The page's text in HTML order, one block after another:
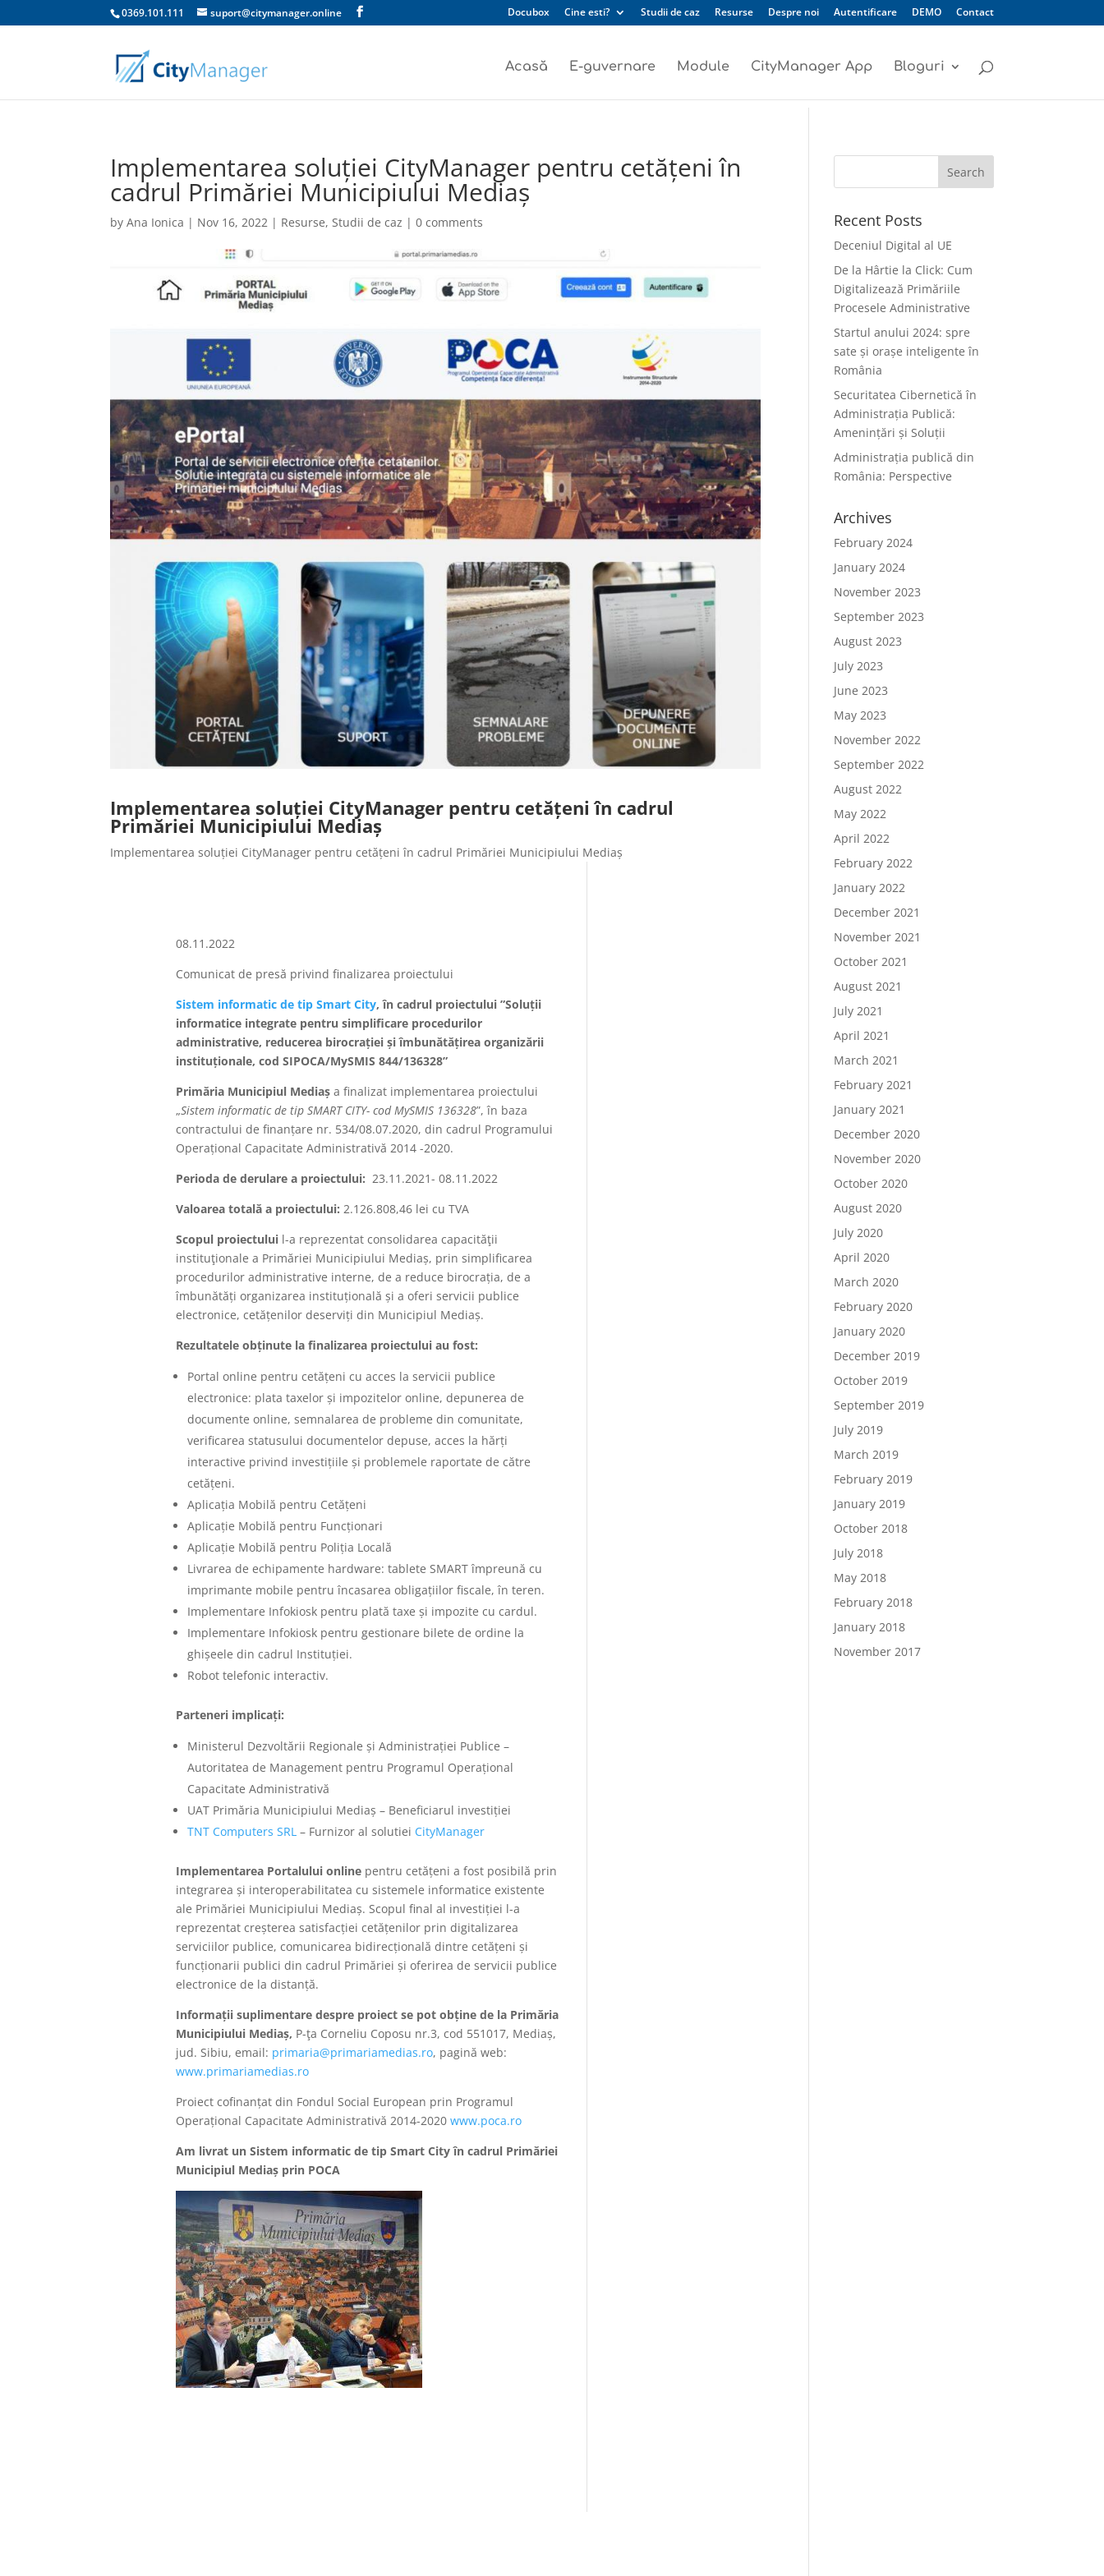
0369.101.111 suport@citymanager.online Docubox Cine esti? Studii de caz Resurse Despre noi Autentificare DEMO Contact
Acasă E-guvernare Module CityManager App Bloguri
Implementarea soluției CityManager pentru cetățeni în
cadrul Primăriei Municipiului Mediaș
byAna Ionica | Nov 16, 2022 | Resurse,Studii de caz |0 comments
Implementarea soluției CityManager pentru cetățeni în cadrul
Primăriei Municipiului Mediaș
Implementarea soluției CityManager pentru cetățeni în cadrul Primăriei Municipiului Mediaș
08.11.2022
Comunicat de presă privind finalizarea proiectului
Sistem informatic de tip Smart City, în cadrul proiectului ”Soluții
informatice integrate pentru simplificare procedurilor
administrative, reducerea birocrației și îmbunătățirea organizării
instituționale, cod SIPOCA/MySMIS 844/136328”
Primăria Municipiul Mediașa finalizat implementarea proiectului
„Sistem informatic de tip SMART CITY- cod MySMIS 136328”, în baza
contractului de finanțare nr. 534/08.07.2020, din cadrul Programului
Operațional Capacitate Administrativă 2014 -2020.
Perioda de derulare a proiectului: 23.11.2021- 08.11.2022
Valoarea totală a proiectului: 2.126.808,46 lei cu TVA
Scopul proiectuluil-a reprezentat consolidarea capacităţii
instituţionale a Primăriei Municipiului Mediaș, prin simplificarea
procedurilor administrative interne, de a reduce birocrația, de a
îmbunătăți organizarea instituțională și a oferi servicii publice
electronice, cetățenilor deserviți din Municipiul Mediaș.
Rezultatele obținute la finalizarea proiectului au fost:
Portal online pentru cetățeni cu acces la servicii publice
electronice: plata taxelor și impozitelor online, depunerea de
documente online, semnalarea de probleme din comunitate,
verificarea statusului documentelor depuse, acces la hărți
interactive privind investițiile și problemele raportate de către
cetățeni.
Aplicația Mobilă pentru Cetățeni
Aplicație Mobilă pentru Funcționari
Aplicație Mobilă pentru Poliția Locală
Livrarea de echipamente hardware: tablete SMART împreună cu
imprimante mobile pentru încasarea obligațiilor fiscale, în teren.
Implementare Infokiosk pentru plată taxe și impozite cu cardul.
Implementare Infokiosk pentru gestionare bilete de ordine la
ghișeele din cadrul Instituției.
Robot telefonic interactiv.
Parteneri implicați:
Ministerul Dezvoltării Regionale și Administrației Publice –
Autoritatea de Management pentru Programul Operațional
Capacitate Administrativă
UAT Primăria Municipiului Mediaș – Beneficiarul investiției
TNT Computers SRL– Furnizor al solutiei CityManager
Implementarea Portalului onlinepentru cetățeni a fost posibilă prin
integrarea și interoperabilitatea cu sistemele informatice existente
ale Primăriei Municipiului Mediaș. Scopul final al investiției l-a
reprezentat creșterea satisfacției cetățenilor prin digitalizarea
serviciilor publice, comunicarea bidirecțională dintre cetățeni și
funcționarii publici din cadrul Primăriei și oferirea de servicii publice
electronice de la distanță.
Informații suplimentare despre proiect se pot obține de la Primăria
Municipiului Mediaș, P-ţa Corneliu Coposu nr.3, cod 551017, Mediaș,
jud. Sibiu, email: primaria@primariamedias.ro, pagină web:
www.primariamedias.ro
Proiect cofinanțat din Fondul Social European prin Programul
Operațional Capacitate Administrativă 2014-2020 www.poca.ro
Am livrat un Sistem informatic de tip Smart City în cadrul Primăriei
Municipiul Mediaș prin POCA
Recent Posts
Deceniul Digital al UE
De la Hârtie la Click: Cum
Digitalizează Primăriile
Procesele Administrative
Startul anului 2024: spre
sate și orașe inteligente în
România
Securitatea Cibernetică în
Administrația Publică:
Amenințări și Soluții
Administrația publică din
România: Perspective
Archives
February 2024
January 2024
November 2023
September 2023
August 2023
July 2023
June 2023
May 2023
November 2022
September 2022
August 2022
May 2022
April 2022
February 2022
January 2022
December 2021
November 2021
October 2021
August 2021
July 2021
April 2021
March 2021
February 2021
January 2021
December 2020
November 2020
October 2020
August 2020
July 2020
April 2020
March 2020
February 2020
January 2020
December 2019
October 2019
September 2019
July 2019
March 2019
February 2019
January 2019
October 2018
July 2018
May 2018
February 2018
January 2018
November 2017